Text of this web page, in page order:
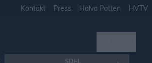
Kontakt Press Halva Potten HVTV
SDHL